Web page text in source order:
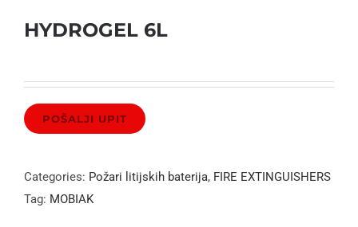
HYDROGEL 6L
Categories: Požari litijskih baterija, FIRE EXTINGUISHERS
Tag: MOBIAK